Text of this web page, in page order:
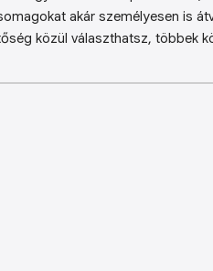
akár személyesen is
közül választhatsz, többek